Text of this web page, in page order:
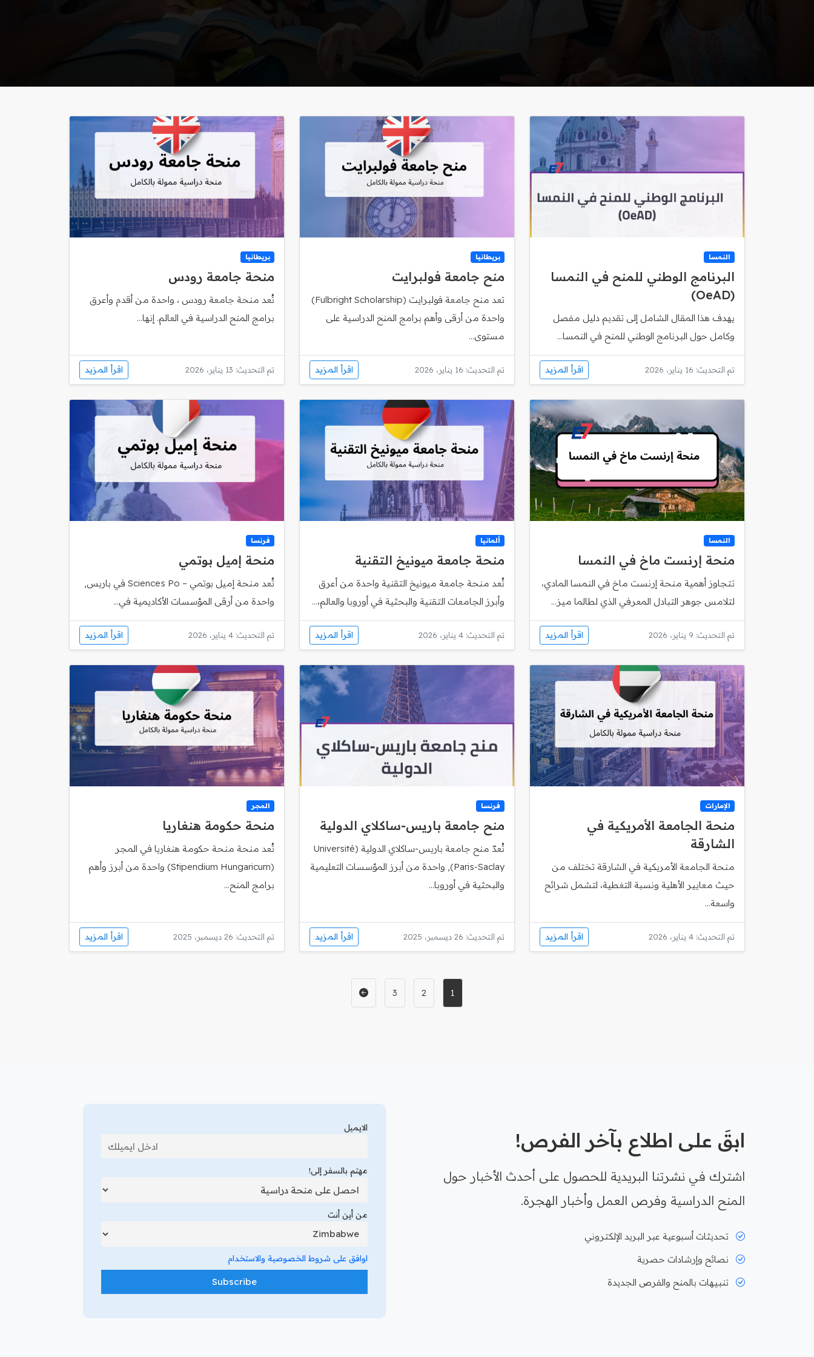
النمسا
البرنامج الوطني للمنح في النمسا
(OeAD)
يهدف هذا المقال الشامل إلى تقديم دليل مفصل
وكامل حول البرنامج الوطني للمنح في النمسا...
تم التحديث: 16 يناير، 2026 اقرأ المزيد
بريطانيا
منح جامعة فولبرايت
تعد منح جامعة فولبرايت (Fulbright Scholarship)
واحدة من أرقى وأهم برامج المنح الدراسية على
مستوى...
تم التحديث: 16 يناير، 2026 اقرأ المزيد
بريطانيا
منحة جامعة رودس
تُعد منحة جامعة رودس ، واحدة من أقدم وأعرق
برامج المنح الدراسية في العالم. إنها...
تم التحديث: 13 يناير، 2026 اقرأ المزيد
النمسا
منحة إرنست ماخ في النمسا
تتجاوز أهمية منحة إرنست ماخ في النمسا المادي،
لتلامس جوهر التبادل المعرفي الذي لطالما ميز...
تم التحديث: 9 يناير، 2026 اقرأ المزيد
ألمانيا
منحة جامعة ميونيخ التقنية
تُعد منحة جامعة ميونيخ التقنية واحدة من أعرق
وأبرز الجامعات التقنية والبحثية في أوروبا والعالم،...
تم التحديث: 4 يناير، 2026 اقرأ المزيد
فرنسا
منحة إميل بوتمي
تُعد منحة إميل بوتمي – Sciences Po في باريس,
واحدة من أرقى المؤسسات الأكاديمية في...
تم التحديث: 4 يناير، 2026 اقرأ المزيد
الإمارات
منحة الجامعة الأمريكية في
الشارقة
منحة الجامعة الأمريكية في الشارقة تختلف من
حيث معايير الأهلية ونسبة التغطية، لتشمل شرائح
واسعة...
تم التحديث: 4 يناير، 2026 اقرأ المزيد
فرنسا
منح جامعة باريس‑ساكلاي الدولية
تُعدّ منح جامعة باريس‑ساكلاي الدولية (Université
Paris-Saclay), واحدة من أبرز المؤسسات التعليمية
والبحثية في أوروبا...
تم التحديث: 26 ديسمبر، 2025 اقرأ المزيد
المجر
منحة حكومة هنغاريا
تُعد منحة منحة حكومة هنغاريا في المجر
(Stipendium Hungaricum) واحدة من أبرز وأهم
برامج المنح...
تم التحديث: 26 ديسمبر، 2025 اقرأ المزيد
1
2
3
ابقَ على اطلاع بآخر الفرص!
اشترك في نشرتنا البريدية للحصول على أحدث الأخبار حول
المنح الدراسية وفرص العمل وأخبار الهجرة.
تحديثات أسبوعية عبر البريد الإلكتروني
نصائح وإرشادات حصرية
تنبيهات بالمنح والفرص الجديدة
الايميل
مهتم بالسفر إلى!
من أين أنت
اوافق على شروط الخصوصية والاستخدام